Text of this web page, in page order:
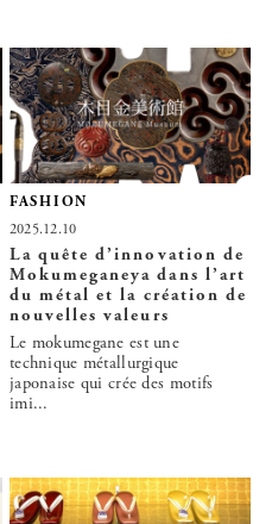
2025.12.10
La quête d’innovation de
Mokumeganeya dans l’art
du métal et la création de
nouvelles valeurs
Le mokumegane est une
technique métallurgique
japonaise qui crée des motifs
imi...
FASHION